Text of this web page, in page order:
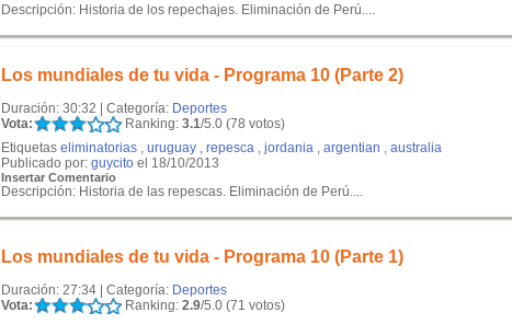
Descripción: Historia de los repechajes. Eliminación de Perú....
Los mundiales de tu vida - Programa 10 (Parte 2)
Duración: 30:32 | Categoría: Deportes
Vota:
Ranking: 3.1/5.0 (78 votos)
Etiquetas eliminatorias , uruguay , repesca , jordania , argentian , australia
Publicado por: guycito el 18/10/2013
Insertar Comentario
Descripción: Historia de las repescas. Eliminación de Perú....
Los mundiales de tu vida - Programa 10 (Parte 1)
Duración: 27:34 | Categoría: Deportes
Vota:
Ranking: 2.9/5.0 (71 votos)